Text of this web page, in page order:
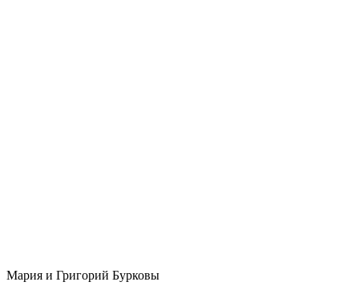
Мария и Григорий Бурковы